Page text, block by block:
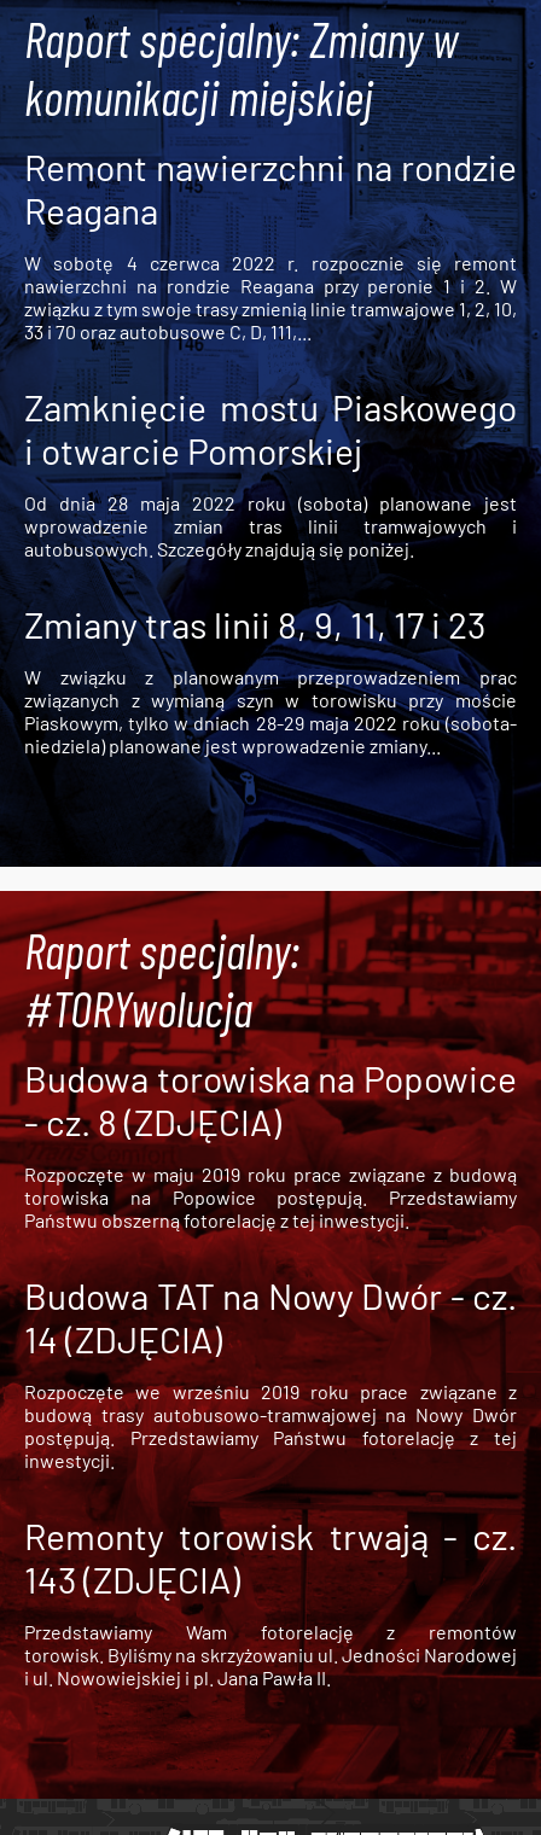
Raport specjalny: Zmiany w
komunikacji miejskiej
Remont nawierzchni na rondzie
Reagana
W sobotę 4 czerwca 2022 r. rozpocznie się remont
nawierzchni na rondzie Reagana przy peronie 1 i 2. W
związku z tym swoje trasy zmienią linie tramwajowe 1, 2, 10,
33 i 70 oraz autobusowe C, D, 111,...
Zamknięcie mostu Piaskowego
i otwarcie Pomorskiej
Od dnia 28 maja 2022 roku (sobota) planowane jest
wprowadzenie zmian tras linii tramwajowych i
autobusowych. Szczegóły znajdują się poniżej.
Zmiany tras linii 8, 9, 11, 17 i 23
W związku z planowanym przeprowadzeniem prac
związanych z wymianą szyn w torowisku przy moście
Piaskowym, tylko w dniach 28-29 maja 2022 roku (sobota-
niedziela) planowane jest wprowadzenie zmiany...
Raport specjalny:
#TORYwolucja
Budowa torowiska na Popowice
- cz. 8 (ZDJĘCIA)
Rozpoczęte w maju 2019 roku prace związane z budową
torowiska na Popowice
postępują. Przedstawiamy
Państwu obszerną fotorelację z tej inwestycji.
Budowa TAT na Nowy Dwór - cz.
14 (ZDJĘCIA)
Rozpoczęte we wrześniu 2019 roku prace związane z
budową trasy autobusowo-tramwajowej na Nowy Dwór
postępują. Przedstawiamy Państwu fotorelację z tej
inwestycji.
Remonty torowisk trwają - cz.
143 (ZDJĘCIA)
Przedstawiamy Wam fotorelację z remontów
torowisk. Byliśmy na skrzyżowaniu ul. Jedności Narodowej
i ul. Nowowiejskiej i pl. Jana Pawła II.